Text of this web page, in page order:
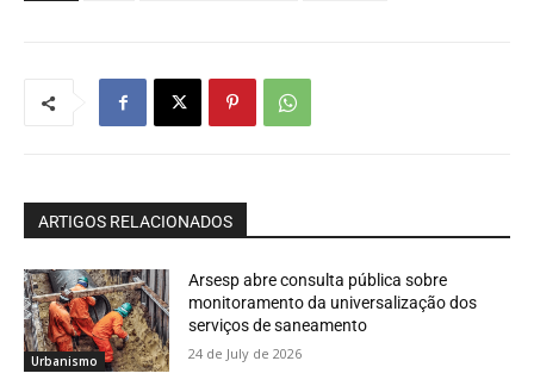
ARTIGOS RELACIONADOS
Urbanismo
Arsesp abre consulta pública sobre
monitoramento da universalização dos
serviços de saneamento
24 de July de 2026